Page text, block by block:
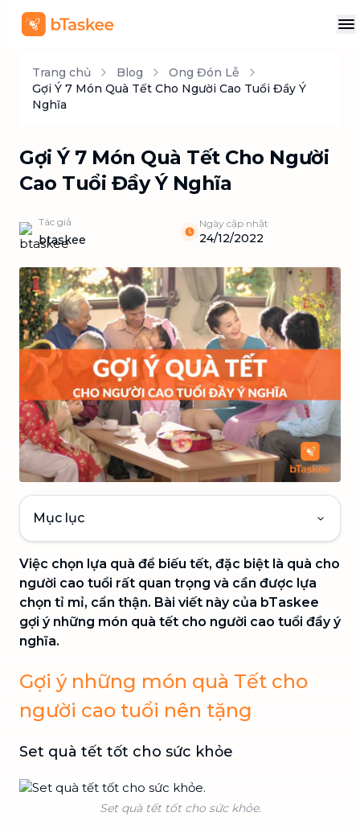
Trang chủ Blog
Ong Đón Lễ
Gợi Ý 7 Món Quà Tết Cho Người Cao Tuổi Đầy Ý
Nghĩa
Gợi Ý 7 Món Quà Tết Cho Người
Cao Tuổi Đầy Ý Nghĩa
Tác giả
btaskee
Ngày cập nhật
24/12/2022
Mục lục
Việc chọn lựa quà để biếu tết, đặc biệt là quà cho
người cao tuổi rất quan trọng và cần được lựa
chọn tỉ mỉ, cẩn thận. Bài viết này của bTaskee
gợi ý những món quà tết cho người cao tuổi đầy ý
nghĩa.
Gợi ý những món quà Tết cho
người cao tuổi nên tặng
Set quà tết tốt cho sức khỏe
Set quà tết tốt cho sức khỏe.